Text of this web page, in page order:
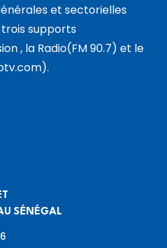
et sectorielles
supports
, la Radio(FM 90.7) et le
SÉNÉGAL